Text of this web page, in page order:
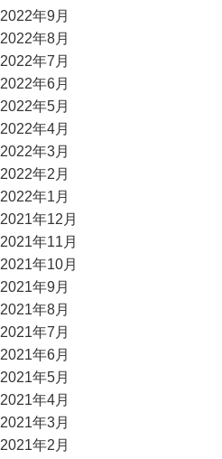
2022年9月
2022年8月
2022年7月
2022年6月
2022年5月
2022年4月
2022年3月
2022年2月
2022年1月
2021年12月
2021年11月
2021年10月
2021年9月
2021年8月
2021年7月
2021年6月
2021年5月
2021年4月
2021年3月
2021年2月